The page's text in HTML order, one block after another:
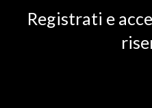
Registrati e